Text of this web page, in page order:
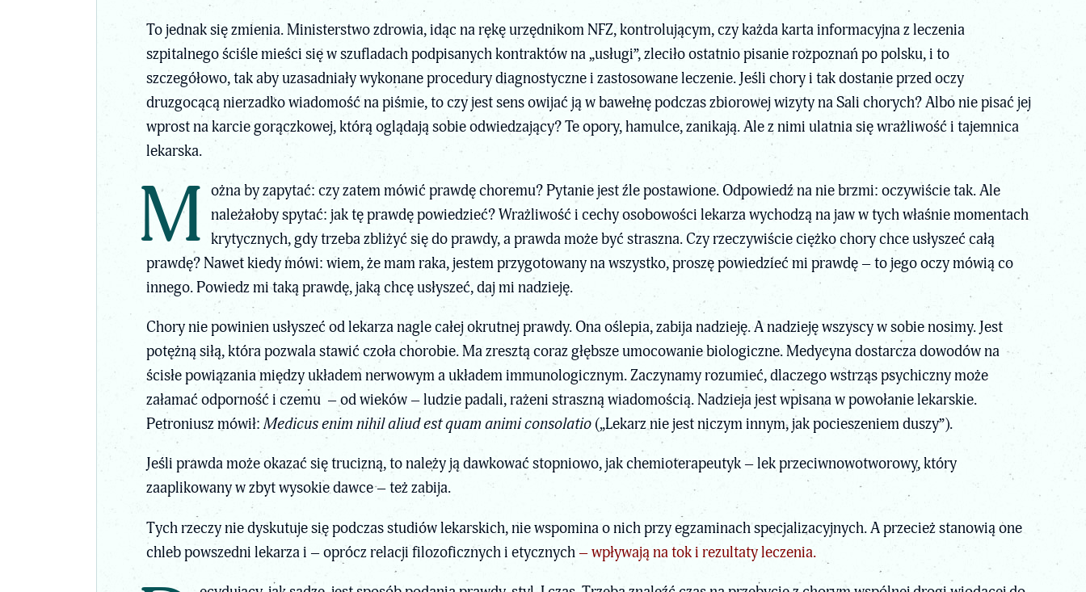
To jednak się zmienia. Ministerstwo zdrowia, idąc na rękę urzędnikom NFZ, kontrolującym, czy każda karta informacyjna z leczenia
szpitalnego ściśle mieści się w szufladach podpisanych kontraktów na „usługi”, zleciło ostatnio pisanie rozpoznań po polsku, i to
szczegółowo, tak aby uzasadniały wykonane procedury diagnostyczne i zastosowane leczenie. Jeśli chory i tak dostanie przed oczy
druzgocącą nierzadko wiadomość na piśmie, to czy jest sens owijać ją w bawełnę podczas zbiorowej wizyty na Sali chorych? Albo nie pisać jej
wprost na karcie gorączkowej, którą oglądają sobie odwiedzający? Te opory, hamulce, zanikają. Ale z nimi ulatnia się wrażliwość i tajemnica
lekarska.
M ożna by zapytać: czy zatem mówić prawdę choremu? Pytanie jest źle postawione. Odpowiedź na nie brzmi: oczywiście tak. Ale
należałoby spytać: jak tę prawdę powiedzieć? Wrażliwość i cechy osobowości lekarza wychodzą na jaw w tych właśnie momentach
krytycznych, gdy trzeba zbliżyć się do prawdy, a prawda może być straszna. Czy rzeczywiście ciężko chory chce usłyszeć całą
prawdę? Nawet kiedy mówi: wiem, że mam raka, jestem przygotowany na wszystko, proszę powiedzieć mi prawdę – to jego oczy mówią co
innego. Powiedz mi taką prawdę, jaką chcę usłyszeć, daj mi nadzieję.
Chory nie powinien usłyszeć od lekarza nagle całej okrutnej prawdy. Ona oślepia, zabija nadzieję. A nadzieję wszyscy w sobie nosimy. Jest
potężną siłą, która pozwala stawić czoła chorobie. Ma zresztą coraz głębsze umocowanie biologiczne. Medycyna dostarcza dowodów na
ścisłe powiązania między układem nerwowym a układem immunologicznym. Zaczynamy rozumieć, dlaczego wstrząs psychiczny może
załamać odporność i czemu – od wieków – ludzie padali, rażeni straszną wiadomością. Nadzieja jest wpisana w powołanie lekarskie.
Petroniusz mówił:Medicus enim nihil aliud est quam animi consolatio („Lekarz nie jest niczym innym, jak pocieszeniem duszy”).
Jeśli prawda może okazać się trucizną, to należy ją dawkować stopniowo, jak chemioterapeutyk – lek przeciwnowotworowy, który
zaaplikowany w zbyt wysokie dawce – też zabija.
Tych rzeczy nie dyskutuje się podczas studiów lekarskich, nie wspomina o nich przy egzaminach specjalizacyjnych. A przecież stanowią one
chleb powszedni lekarza i – oprócz relacji filozoficznych i etycznych – wpływają na tok i rezultaty leczenia.